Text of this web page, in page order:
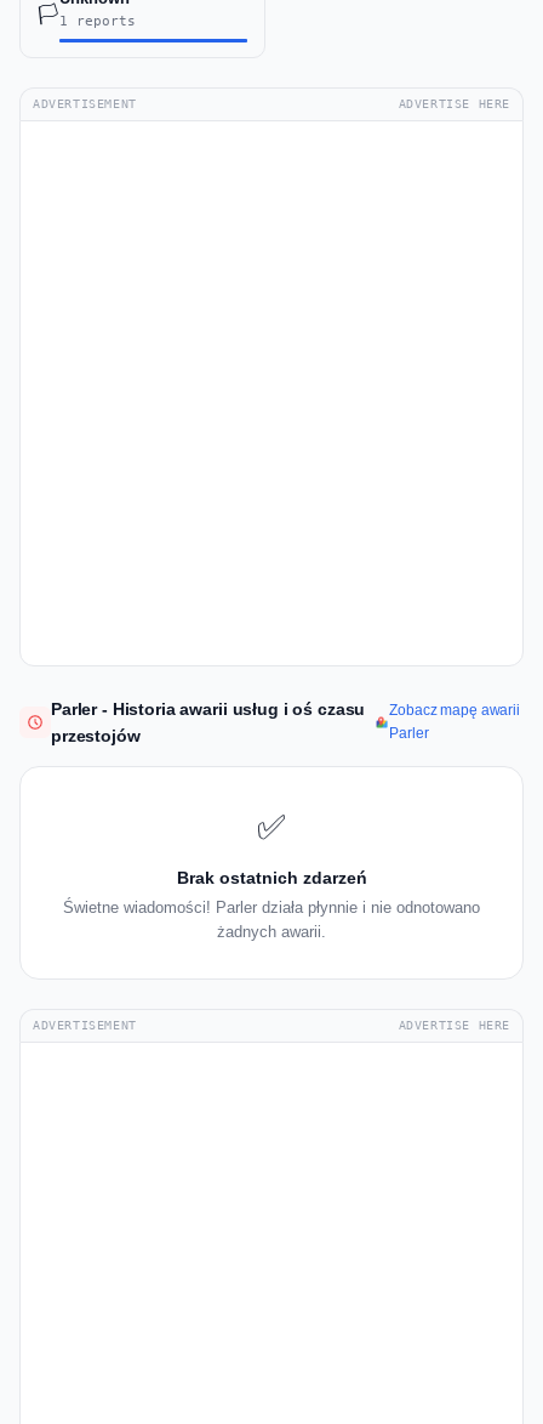
🏳️1 reports
ADVERTISEMENT ADVERTISE HERE
Parler - Historia awarii usług i oś czasu
przestojów
Zobacz mapę awarii
Parler
✅
Brak ostatnich zdarzeń
Świetne wiadomości! Parler działa płynnie i nie odnotowano
żadnych awarii.
ADVERTISEMENT ADVERTISE HERE